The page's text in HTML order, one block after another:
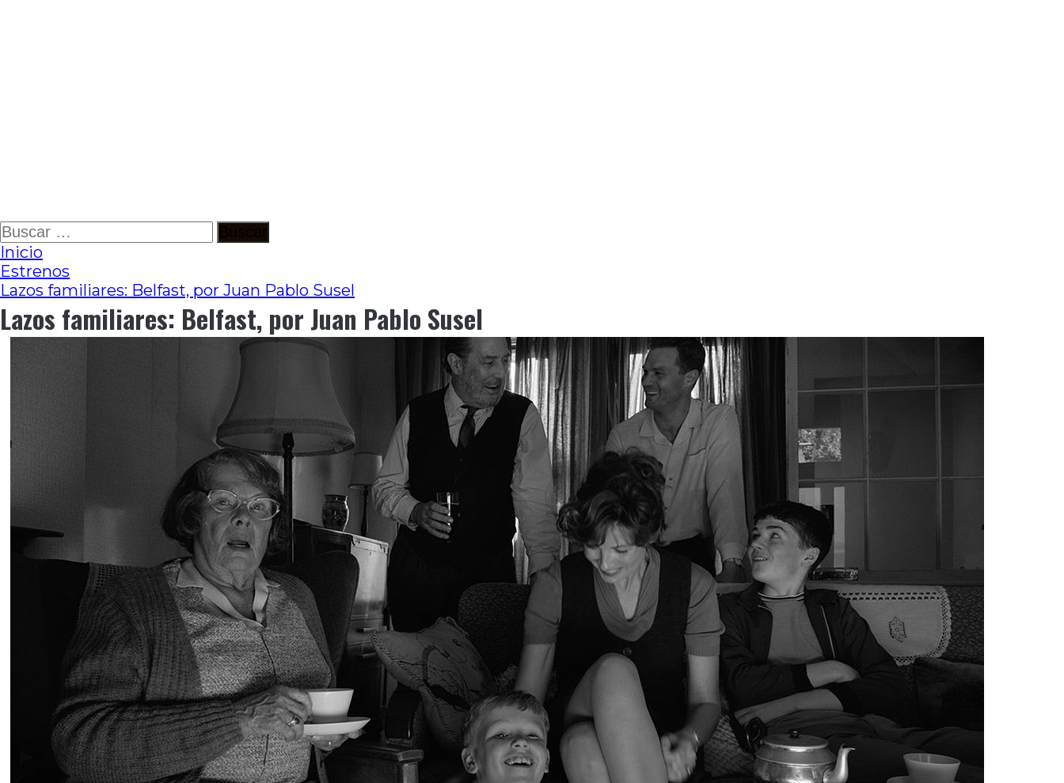
Ir
al
contenido
Buscar:
Inicio
Estrenos
Lazos familiares: Belfast, por Juan Pablo Susel
Lazos familiares: Belfast, por Juan Pablo Susel